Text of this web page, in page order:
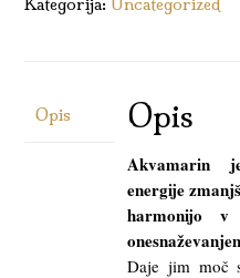
Opis Opis
Akvamarin
energije
harmonijo
Daje jim moč